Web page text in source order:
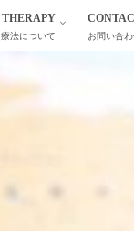
THERAPY
療法について お問い合